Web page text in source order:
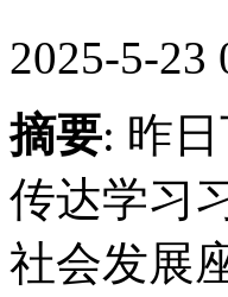
2025-5-23
摘要: 昨
传达学习
社会发展